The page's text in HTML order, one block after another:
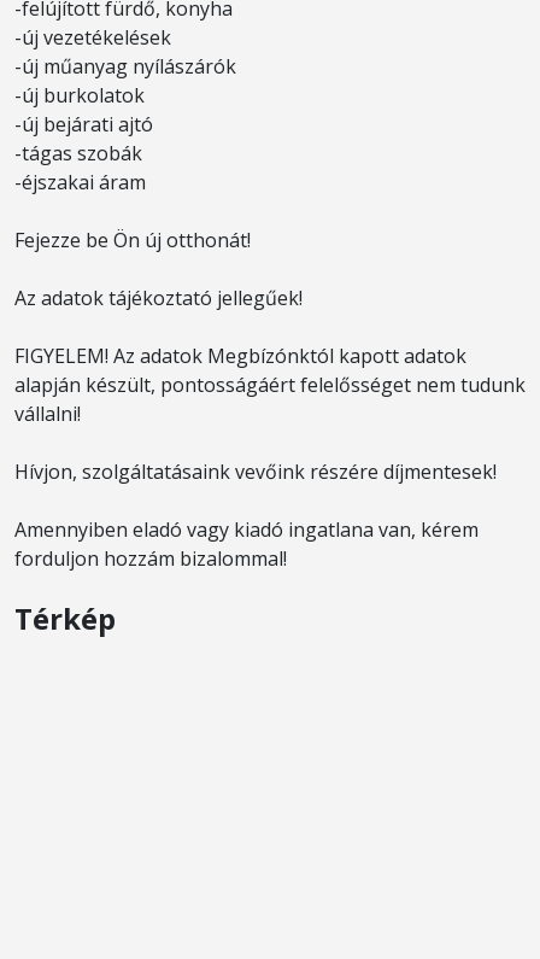
-felújított fürdő, konyha
-új vezetékelések
-új műanyag nyílászárók
-új burkolatok
-új bejárati ajtó
-tágas szobák
-éjszakai áram
Fejezze be Ön új otthonát!
​Az adatok tájékoztató jellegűek!
FIGYELEM! Az adatok Megbízónktól kapott adatok
alapján készült, pontosságáért felelősséget nem tudunk
vállalni!
Hívjon, szolgáltatásaink vevőink részére díjmentesek!
Amennyiben eladó vagy kiadó ingatlana van, kérem
forduljon hozzám bizalommal!
Térkép